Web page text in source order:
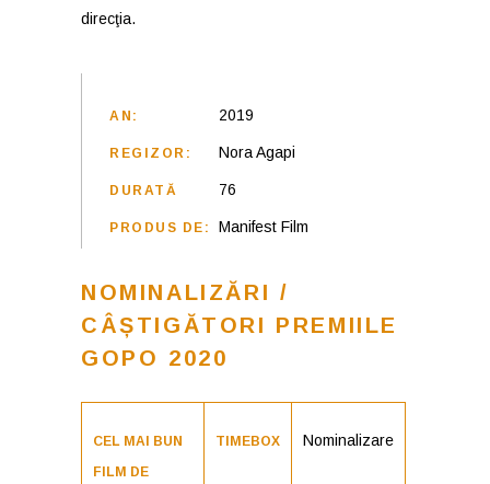
direcţia.
AN: 2019
REGIZOR: Nora Agapi
DURATĂ 76
PRODUS DE: Manifest Film
NOMINALIZĂRI /
CÂȘTIGĂTORI PREMIILE
GOPO 2020
CEL MAI BUN
FILM DE
TIMEBOX Nominalizare